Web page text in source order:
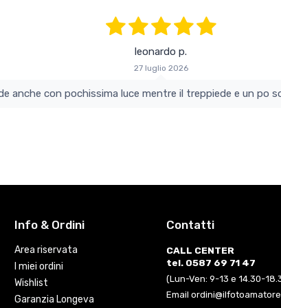
leonardo p.
27 luglio 2026
e perfetto si vede anche con pochissima luce mentre il treppiede
Info & Ordini
Area riservata
I miei ordini
Wishlist
Garanzia Longeva
Contatti
CALL CENTER
tel. 0587 69 71 47
(Lun-Ven: 9-13 e 14.30-
Email